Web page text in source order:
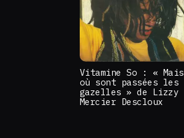
Vitamine So : « Mais
où sont passées les
gazelles » de Lizzy
Mercier Descloux